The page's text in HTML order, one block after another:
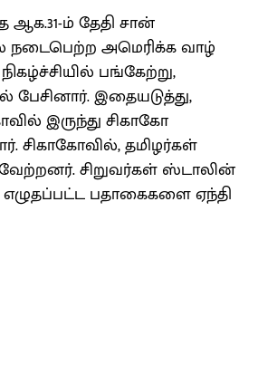
ஆக.31-ம் தேதி சான்
நடைபெற்ற அமெரிக்க வாழ்
பங்கேற்று,
பேசினார். இதையடுத்து,
இருந்து சிகாகோ
சிகாகோவில், தமிழர்கள்
சிறுவர்கள் ஸ்டாலின்
பதாகைகளை ஏந்தி